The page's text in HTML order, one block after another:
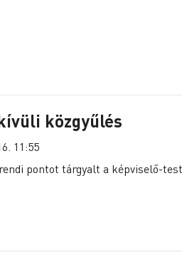
közgyűlés
11:55
pontot tárgyalt a képviselő-